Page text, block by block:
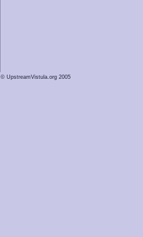
© UpstreamVistula.org 2005